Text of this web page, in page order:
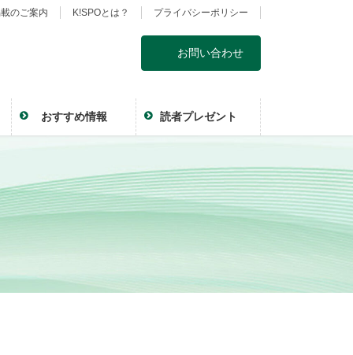
のご案内 K!SPOとは？ プライバシーポリシー
お問い合わせ
おすすめ情報 読者プレゼント